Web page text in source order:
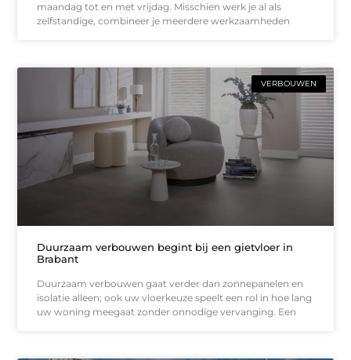
maandag tot en met vrijdag. Misschien werk je al als
zelfstandige, combineer je meerdere werkzaamheden
VERBOUWEN
Duurzaam verbouwen begint bij een gietvloer in
Brabant
Duurzaam verbouwen gaat verder dan zonnepanelen en
isolatie alleen; ook uw vloerkeuze speelt een rol in hoe lang
uw woning meegaat zonder onnodige vervanging. Een